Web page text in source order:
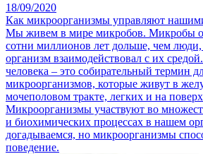
18/09/2020
Как микроорганизмы управляют
Мы живем в мире микробов. Микробы
сотни миллионов лет дольше, чем
организм взаимодействовал с их
человека – это собирательный термин
микроорганизмов, которые живут в
мочеполовом тракте, легких и на
Микроорганизмы участвуют во
и биохимических процессах в нашем
догадываемся, но микроорганизмы
поведение.